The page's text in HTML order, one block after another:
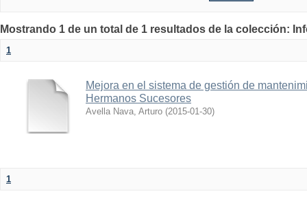
Mostrando 1 de un total de 1 resultados de la colección:
1
Mejora en el sistema de gestión de
Hermanos Sucesores
Avella Nava, Arturo (2015-01-30)
1